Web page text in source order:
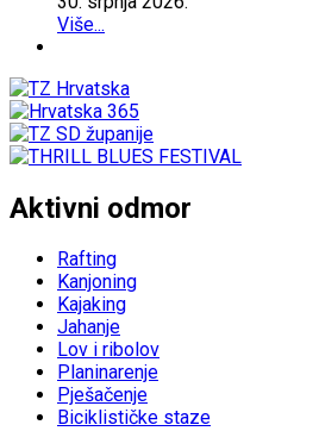
Više...
Aktivni odmor
Rafting
Kanjoning
Kajaking
Jahanje
Lov i ribolov
Planinarenje
Pješačenje
Biciklističke staze